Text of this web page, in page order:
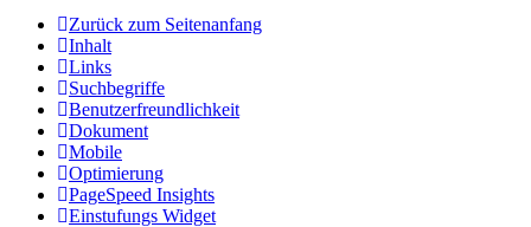
Zurück zum Seitenanfang
Inhalt
Links
Suchbegriffe
Benutzerfreundlichkeit
Dokument
Mobile
Optimierung
PageSpeed Insights
Einstufungs Widget